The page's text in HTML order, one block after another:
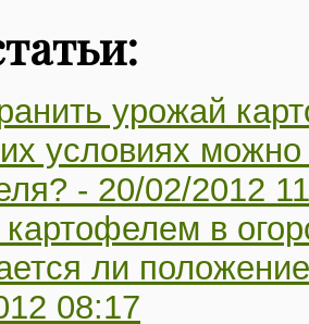
урожай
условиях
- 20/02/2012
картофелем в
ли
08:17